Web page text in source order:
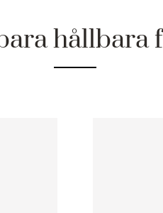
hållbara